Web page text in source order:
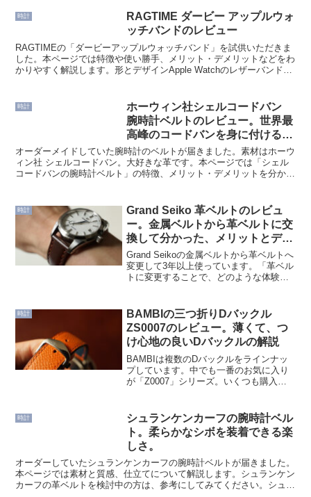
時計
RAGTIME ダービー アップルウォ
ッチバンドのレビュー
RAGTIMEの「ダービーアップルウォッチバンド」を試供いただきま
した。本ページでは特徴や使い勝手、メリット・デメリットなどをわ
かりやすく解説します。形とデザインApple Watchのレザーバンドは
時計
ホーウィン社シェルコードバン
腕時計ベルトのレビュー。世界最
高峰のコードバンを身に付けるメ
リット・デメリットを解説する
オーダーメイドしていた腕時計のベルトが届きました。素材はホーウ
ィン社 シェルコードバン。大好きな革です。本ページでは「シェル
コードバンの腕時計ベルト」の特徴、メリット・デメリットを分かり
時計
Grand Seiko 革ベルトのレビュ
ー。金属ベルトから革ベルトに交
換して分かった、メリットとデメ
リット
Grand Seikoの金属ベルトから革ベルトへ
変更して3年以上使っています。「革ベル
トに変更することで、どのような体験が
両方を使ってきた視点で、それぞれの特
徴、メリッ...
時計
BAMBIの三つ折りDバックル
ZS0007のレビュー。薄くて、つ
け心地の良いDバックルの解説
BAMBIは複数のDバックルをラインナッ
プしています。中でも一番のお気に入り
が「Z0007」シリーズ。いくつも購入し
対応 ステンレススチールの光沢仕上げ 高
すぎな...
時計
シュランケンカーフの腕時計ベル
ト。柔らかなシボを装着できる楽
しさ。
オーダーしていたシュランケンカーフの腕時計ベルトが届きました。
本ページでは素材と質感、仕立てについて解説します。シュランケン
カーフの革ベルトを検討中の方は、参考にしてみてください。シュラ